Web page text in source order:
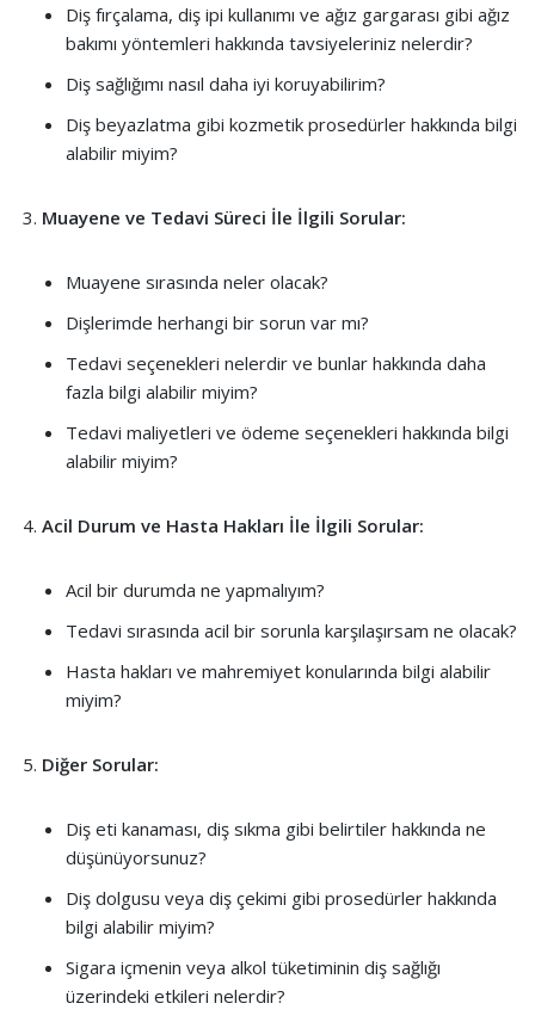
Diş fırçalama, diş ipi kullanımı ve ağız gargarası gibi ağız
bakımı yöntemleri hakkında tavsiyeleriniz nelerdir?
Diş sağlığımı nasıl daha iyi koruyabilirim?
Diş beyazlatma gibi kozmetik prosedürler hakkında bilgi
alabilir miyim?
Muayene ve Tedavi Süreci İle İlgili Sorular:
Muayene sırasında neler olacak?
Dişlerimde herhangi bir sorun var mı?
Tedavi seçenekleri nelerdir ve bunlar hakkında daha
fazla bilgi alabilir miyim?
Tedavi maliyetleri ve ödeme seçenekleri hakkında bilgi
alabilir miyim?
Acil Durum ve Hasta Hakları İle İlgili Sorular:
Acil bir durumda ne yapmalıyım?
Tedavi sırasında acil bir sorunla karşılaşırsam ne olacak?
Hasta hakları ve mahremiyet konularında bilgi alabilir
miyim?
Diğer Sorular:
Diş eti kanaması, diş sıkma gibi belirtiler hakkında ne
düşünüyorsunuz?
Diş dolgusu veya diş çekimi gibi prosedürler hakkında
bilgi alabilir miyim?
Sigara içmenin veya alkol tüketiminin diş sağlığı
üzerindeki etkileri nelerdir?